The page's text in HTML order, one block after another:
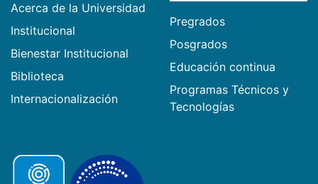
Acerca de la Universidad
Institucional
Bienestar Institucional
Biblioteca
Internacionalización
Pregrados
Posgrados
Educación continua
Programas Técnicos y
Tecnologías